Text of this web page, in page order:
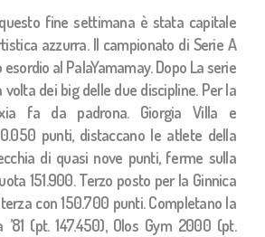
fine settimana è stata capitale
azzurra. Il campionato di Serie A
al PalaYamamay. Dopo La serie
dei big delle due discipline. Per la
fa da padrona. Giorgia Villa e
punti, distaccano le atlete della
di quasi nove punti, ferme sulla
151.900. Terzo posto per la Ginnica
con 150.700 punti. Completano la
(pt. 147.450), Olos Gym 2000 (pt.